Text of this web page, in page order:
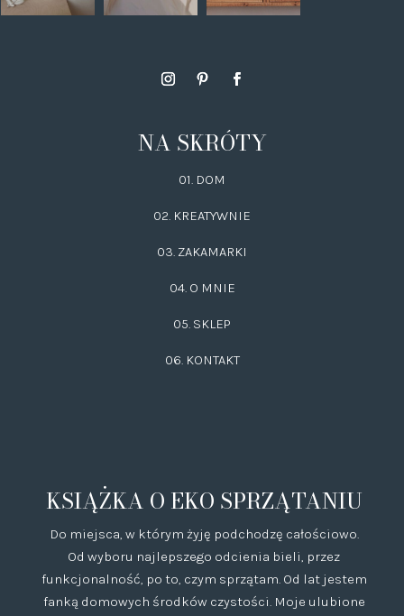
NA SKRÓTY
01. DOM
02. KREATYWNIE
03. ZAKAMARKI
04. O MNIE
05. SKLEP
06. KONTAKT
KSIĄŻKA O EKO SPRZĄTANIU
Do miejsca, w którym żyję podchodzę całościowo.
Od wyboru najlepszego odcienia bieli, przez
funkcjonalność, po to, czym sprzątam. Od lat jestem
fanką domowych środków czystości. Moje ulubione